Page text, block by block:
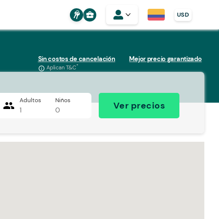
business_center USD
Sin costos de cancelación
info_outline Aplican T&C*
Mejor precio garantizado
people Adultos
1
Niños
0 Ver precios